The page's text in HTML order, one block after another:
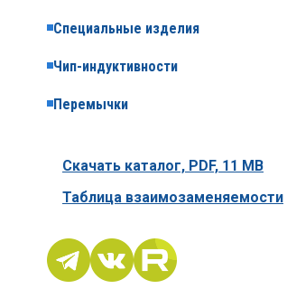
Специальные изделия
Чип-индуктивности
Перемычки
Скачать каталог, PDF, 11 MB
Таблица взаимозаменяемости